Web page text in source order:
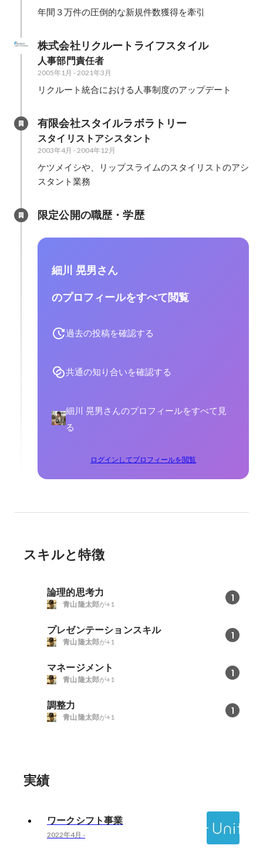
年間３万件の圧倒的な新規件数獲得を牽引
株式会社リクルートライフスタイル
人事部門責任者
2005年1月 -2021年3月
リクルート統合における人事制度のアップデート
有限会社スタイルラボラトリー
スタイリストアシスタント
2003年4月 -2004年12月
ケツメイシや、リップスライムのスタイリストのアシ
スタント業務
限定公開の職歴・学歴
細川 晃男さん
のプロフィールをすべて閲覧
過去の投稿を確認する
共通の知り合いを確認する
細川 晃男さんのプロフィールをすべて見
る
ログインしてプロフィールを閲覧
スキルと特徴
論理的思考力 1
青山 隆太郎が+1
プレゼンテーションスキル 1
青山 隆太郎が+1
マネージメント 1
青山 隆太郎が+1
調整力 1
青山 隆太郎が+1
実績
ワークシフト事業
2022年4月 -